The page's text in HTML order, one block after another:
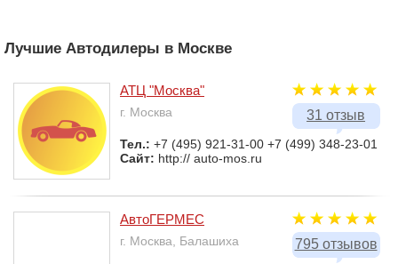
Лучшие Автодилеры в Москве
31 отзыв
АТЦ "Москва"
г. Москва
Тел.: +7 (495) 921-31-00 +7 (499) 348-23-01
Сайт: http:// auto-mos.ru
795 отзывов
АвтоГЕРМЕС
г. Москва, Балашиха